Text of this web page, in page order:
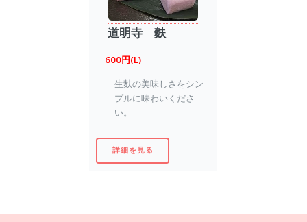
道明寺 麩
600円(L)
生麩の美味しさをシン
プルに味わいくださ
い。
詳細を見る